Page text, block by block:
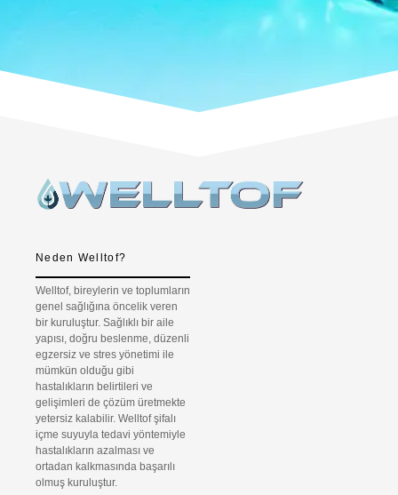
Neden Welltof?
Welltof, bireylerin ve toplumların
genel sağlığına öncelik veren
bir kuruluştur. Sağlıklı bir aile
yapısı, doğru beslenme, düzenli
egzersiz ve stres yönetimi ile
mümkün olduğu gibi
hastalıkların belirtileri ve
gelişimleri de çözüm üretmekte
yetersiz kalabilir. Welltof şifalı
içme suyuyla tedavi yöntemiyle
hastalıkların azalması ve
ortadan kalkmasında başarılı
olmuş kuruluştur.